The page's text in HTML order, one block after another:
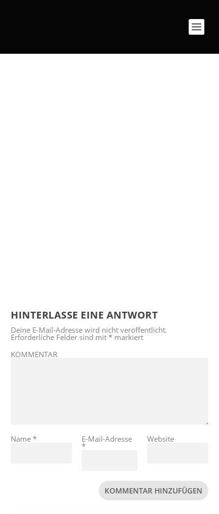
HINTERLASSE EINE ANTWORT
Deine E-Mail-Adresse wird nicht veröffentlicht.
Erforderliche Felder sind mit* markiert
KOMMENTAR
Name* E-Mail-Adresse
*
Website